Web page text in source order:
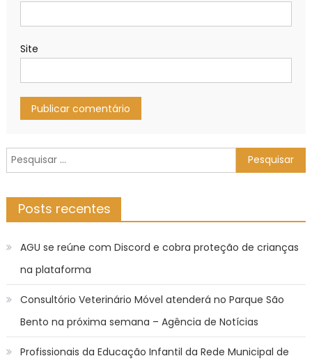
Site
Pesquisar
por:
Posts recentes
AGU se reúne com Discord e cobra proteção de crianças
na plataforma
Consultório Veterinário Móvel atenderá no Parque São
Bento na próxima semana – Agência de Notícias
Profissionais da Educação Infantil da Rede Municipal de